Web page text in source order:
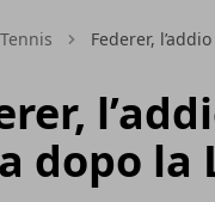
Tennis Federer,
dopo la